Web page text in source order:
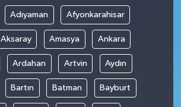
Adıyaman Afyonkarahisar
Aksaray Amasya Ankara
Ardahan Artvin Aydın
Bartın Batman Bayburt